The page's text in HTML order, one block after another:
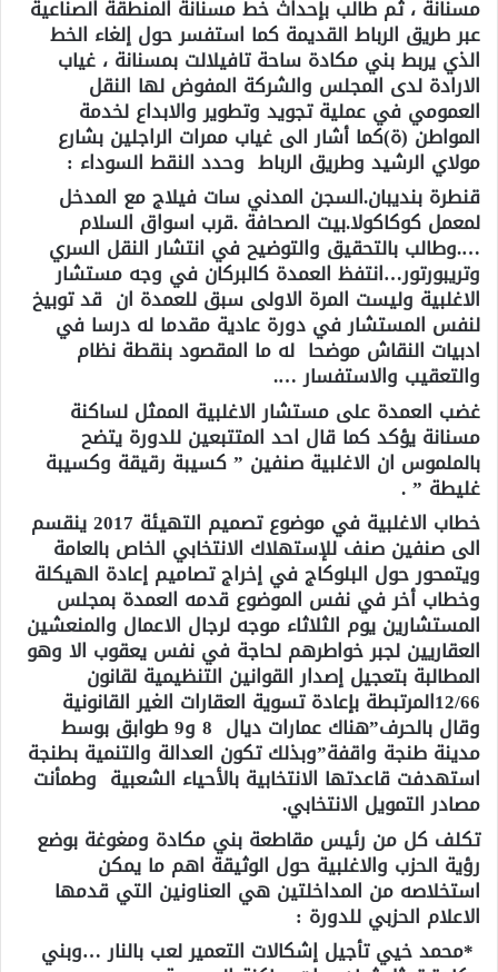
مسنانة ، ثم طالب بإحداث خط مسنانة المنطقة الصناعية
عبر طريق الرباط القديمة كما استفسر حول إلغاء الخط
الذي يربط بني مكادة ساحة تافيلالت بمسنانة ، غياب
الارادة لدى المجلس والشركة المفوض لها النقل
العمومي في عملية تجويد وتطوير والابداع لخدمة
المواطن (ة)كما أشار الى غياب ممرات الراجلين بشارع
مولاي الرشيد وطريق الرباط وحدد النقط السوداء :
قنطرة بنديبان.السجن المدني سات فيلاج مع المدخل
لمعمل كوكاكولا.بيت الصحافة .قرب اسواق السلام
….وطالب بالتحقيق والتوضيح في انتشار النقل السري
وتريبورتور…انتفظ العمدة كالبركان في وجه مستشار
الاغلبية وليست المرة الاولى سبق للعمدة ان قد توبيخ
لنفس المستشار في دورة عادية مقدما له درسا في
ادبيات النقاش موضحا له ما المقصود بنقطة نظام
والتعقيب والاستفسار ….
غضب العمدة على مستشار الاغلبية الممثل لساكنة
مسنانة يؤكد كما قال احد المتتبعين للدورة يتضح
بالملموس ان الاغلبية صنفين ” كسيبة رقيقة وكسيبة
غليطة ” .
خطاب الاغلبية في موضوع تصميم التهيئة 2017 ينقسم
الى صنفين صنف للإستهلاك الانتخابي الخاص بالعامة
ويتمحور حول البلوكاج في إخراج تصاميم إعادة الهيكلة
وخطاب أخر في نفس الموضوع قدمه العمدة بمجلس
المستشارين يوم الثلاثاء موجه لرجال الاعمال والمنعشين
العقاريين لجبر خواطرهم لحاجة في نفس يعقوب الا وهو
المطالبة بتعجيل إصدار القوانين التنظيمية لقانون
12/66المرتبطة بإعادة تسوية العقارات الغير القانونية
وقال بالحرف”هناك عمارات ديال 8 و9 طوابق بوسط
مدينة طنجة واقفة”وبذلك تكون العدالة والتنمية بطنجة
استهدفت قاعدتها الانتخابية بالأحياء الشعبية وطمأنت
مصادر التمويل الانتخابي.
تكلف كل من رئيس مقاطعة بني مكادة ومغوغة بوضع
رؤية الحزب والاغلبية حول الوثيقة اهم ما يمكن
استخلاصه من المداخلتين هي العناونين التي قدمها
الاعلام الحزبي للدورة :
*محمد خيي تأجيل إشكالات التعمير لعب بالنار …وبني